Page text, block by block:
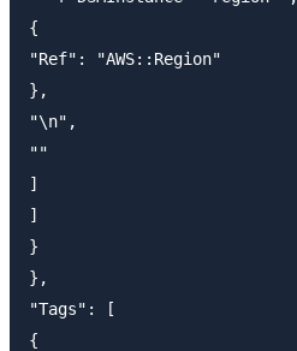
{
"Ref": "AWS::Region"
},
"\n",
""
]
]
}
},
"Tags": [
{